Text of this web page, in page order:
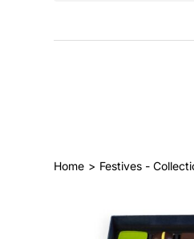
Home Festives -